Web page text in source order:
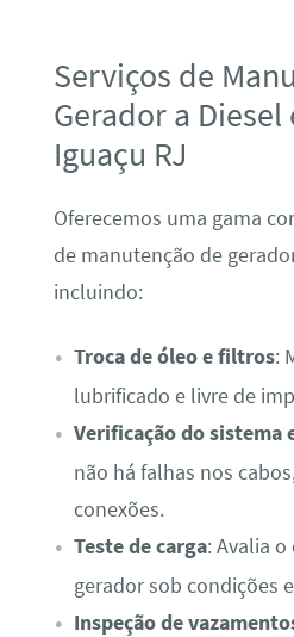
Serviços de
Gerador a Diesel
Iguaçu RJ
Oferecemos uma gama
de manutenção de
incluindo:
Troca de óleo e filtros:
lubrificado e livre de
Verificação do sistema
não há falhas nos
conexões.
Teste de carga: Avalia
gerador sob condições
Inspeção de